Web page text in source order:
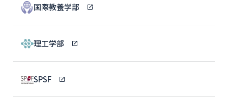
国際教養学部
理工学部
SPSF